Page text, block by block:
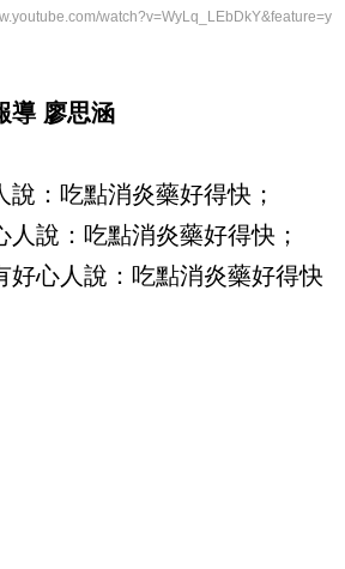
watch?v=WyLq_LEbDkY&feature=y
導 廖思涵
：吃點消炎藥好得快；
人說：吃點消炎藥好得快；
好心人說：吃點消炎藥好得快